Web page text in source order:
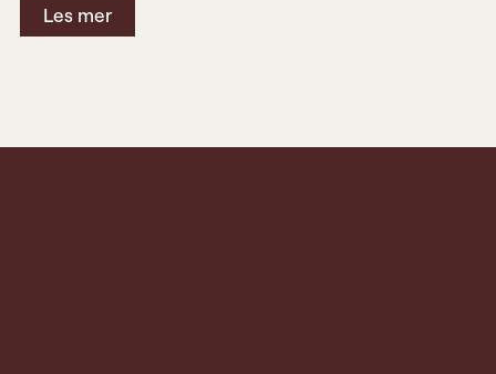
Les mer